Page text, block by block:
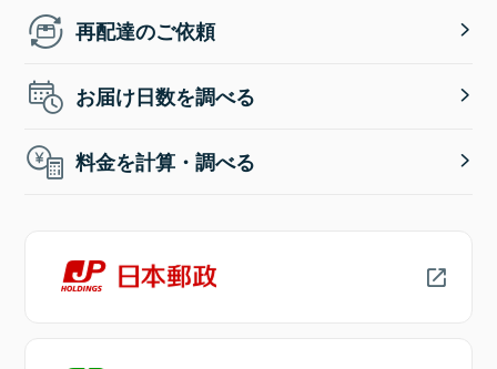
再配達のご依頼
お届け日数を調べる
料金を計算・調べる